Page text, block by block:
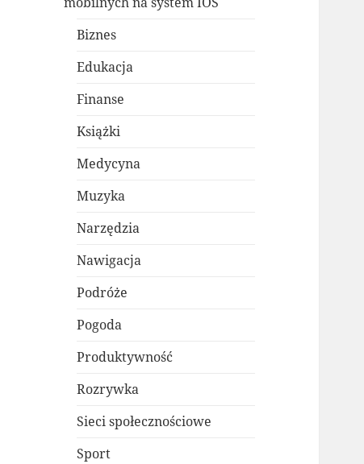
Biznes
Edukacja
Finanse
Książki
Medycyna
Muzyka
Narzędzia
Nawigacja
Podróże
Pogoda
Produktywność
Rozrywka
Sieci społecznościowe
Sport